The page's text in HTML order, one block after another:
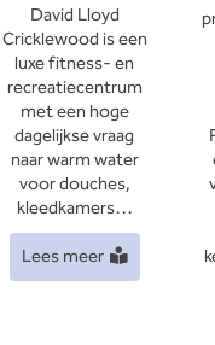
David Lloyd
Cricklewood is een
luxe fitness- en
recreatiecentrum
met een hoge
dagelijkse vraag
naar warm water
voor douches,
kleedkamers…
Lees meer